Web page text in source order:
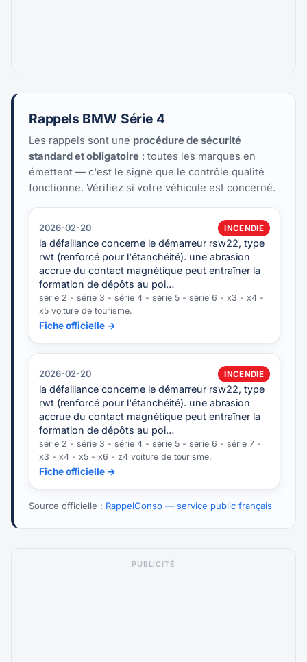
Rappels BMW Série 4
Les rappels sont une procédure de sécurité
standard et obligatoire : toutes les marques en
émettent — c'est le signe que le contrôle qualité
fonctionne. Vérifiez si votre véhicule est concerné.
2026-02-20 INCENDIE
la défaillance concerne le démarreur rsw22, type
rwt (renforcé pour l'étanchéité). une abrasion
accrue du contact magnétique peut entraîner la
formation de dépôts au poi…
série 2 - série 3 - série 4 - série 5 - série 6 - x3 - x4 -
x5 voiture de tourisme.
Fiche officielle →
2026-02-20 INCENDIE
la défaillance concerne le démarreur rsw22, type
rwt (renforcé pour l'étanchéité). une abrasion
accrue du contact magnétique peut entraîner la
formation de dépôts au poi…
série 2 - série 3 - série 4 - série 5 - série 6 - série 7 -
x3 - x4 - x5 - x6 - z4 voiture de tourisme.
Fiche officielle →
Source officielle : RappelConso — service public français
PUBLICITÉ